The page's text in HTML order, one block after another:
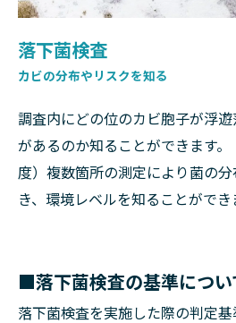
落下菌検査
カビの分布やリスクを知る
調査内にどの位のカビ胞子が浮
があるのか知ることができます
度）複数箇所の測定により菌の
き、環境レベルを知ることができ
■落下菌検査の基準につい
落下菌検査を実施した際の判定